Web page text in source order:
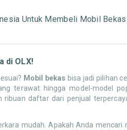
Untuk Membeli Mobil
di OLX!
Mobil bekas bisa jadi pilihan
terawat hingga model-model
ribuan daftar dari penjual
mudah. Apakah Anda mencari